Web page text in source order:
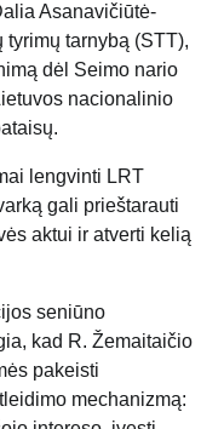
Asanavičiūtė-
tarnybą (STT),
dėl Seimo nario
nacionalinio
lengvinti LRT
gali prieštarauti
aktui ir atverti kelią
seniūno
kad R. Žemaitaičio
pakeisti
mechanizmą: